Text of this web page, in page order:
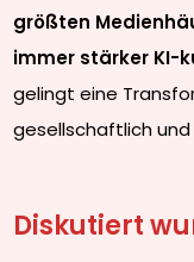
größten
immer stärker KI-
gelingt eine
gesellschaftlich
Diskutiert